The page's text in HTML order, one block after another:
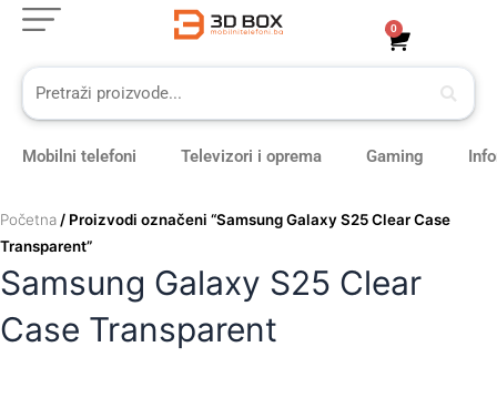
Skip
content
0
Cart
Mobilni telefoni Televizori i oprema Gaming
Početna / Proizvodi označeni “Samsung Galaxy S25 Clear Case
Transparent”
Samsung Galaxy S25 Clear
Case Transparent